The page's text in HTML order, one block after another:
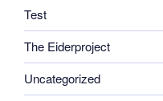
Test
The Eiderproject
Uncategorized